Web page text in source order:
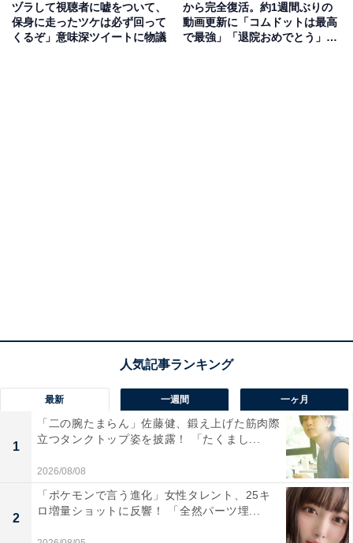
ヅラして視聴者に嘘をついて、
保身に走ったツケは必ず回って
くるぞ」意味深ツイートに物議
から完全復活。約1週間ぶりの
動画更新に「コムドットは最高
で最強」「退院おめでとう」フ
最新 一週間 一ヶ月
1
「二の腕たまらん」佐藤健、鍛え上げた筋肉際
立つタンクトップ姿を披露！ 「たくまし...
2026/08/08
2
「ポケモンで言う進化」女性タレント、25キ
ロ増量ショットに反響！ 「全然パーツ埋...